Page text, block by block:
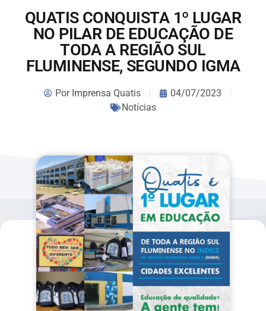
QUATIS CONQUISTA 1º LUGAR
NO PILAR DE EDUCAÇÃO DE
TODA A REGIÃO SUL
FLUMINENSE, SEGUNDO IGMA
PorImprensa Quatis
04/07/2023
Notícias